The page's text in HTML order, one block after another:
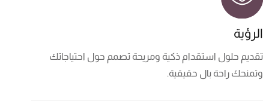
الرؤية
تقديم حلول استقدام ذكية ومريحة تصمم حول احتياجاتك
وتمنحك راحة بال حقيقية.